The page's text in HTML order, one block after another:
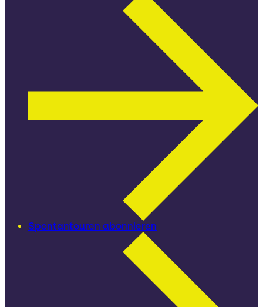
Spontantouren abonnieren